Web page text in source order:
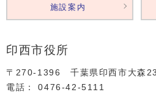
印西市役所
〒270-1396 千葉県印西市大森
電話： 0476‐42‐5111
施設案内